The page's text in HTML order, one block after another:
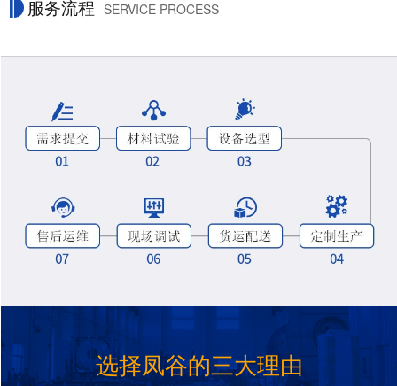
服务流程 SERVICE PROCESS
选择凤谷的三大理由